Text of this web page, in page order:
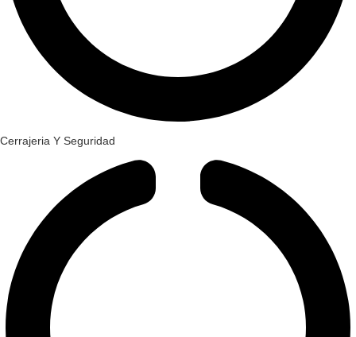
Cerrajeria Y Seguridad